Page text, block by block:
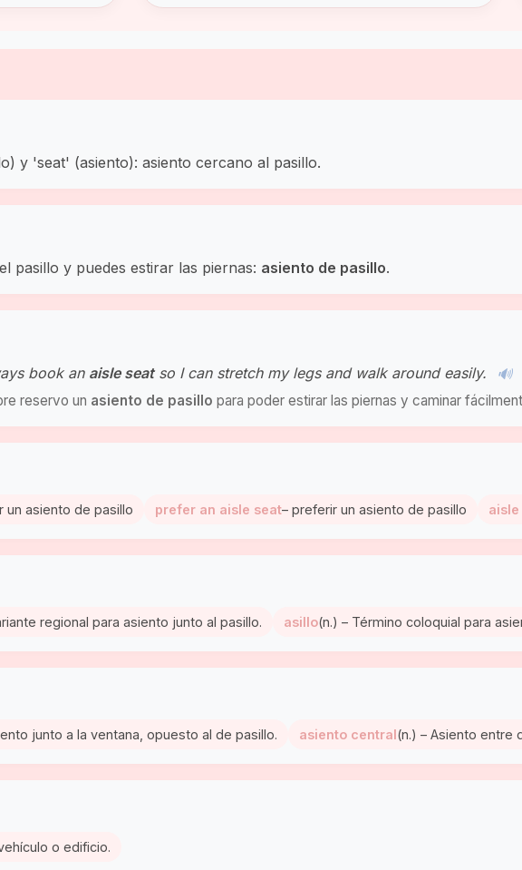
y 'seat' (asiento): asiento cercano al pasillo.
pasillo y puedes estirar las piernas: asiento de pasillo.
book an aisle seatso I can stretch my legs and walk around easily. 🔊
reservo un asiento de pasillo para poder estirar las piernas y caminar
un asiento de pasillo prefer an aisle seat– preferir un asiento de pasillo
regional para asiento junto al pasillo. asillo(n.) – Término coloquial para
junto a la ventana, opuesto al de pasillo. asiento central(n.) – Asiento entre
o edificio.